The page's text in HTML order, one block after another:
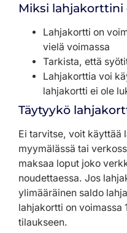
Miksi lahjakorttini
Lahjakortti on
vielä voimassa
Tarkista, että
Lahjakorttia voi
lahjakortti ei ole
Täytyykö
Ei tarvitse, voit käyttää
myymälässä tai
maksaa loput joko
noudettaessa. Jos
ylimääräinen saldo
lahjakortti on voimassa
tilaukseen.